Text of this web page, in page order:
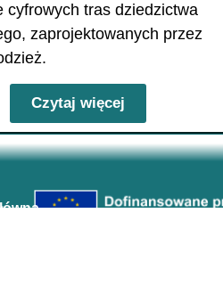
cyfrowych tras dziedzictwa
zaprojektowanych przez
Czytaj więcej